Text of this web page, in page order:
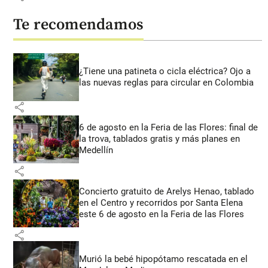
Te recomendamos
¿Tiene una patineta o cicla eléctrica? Ojo a
las nuevas reglas para circular en Colombia
share
6 de agosto en la Feria de las Flores: final de
la trova, tablados gratis y más planes en
Medellín
share
Concierto gratuito de Arelys Henao, tablado
en el Centro y recorridos por Santa Elena
este 6 de agosto en la Feria de las Flores
share
Murió la bebé hipopótamo rescatada en el